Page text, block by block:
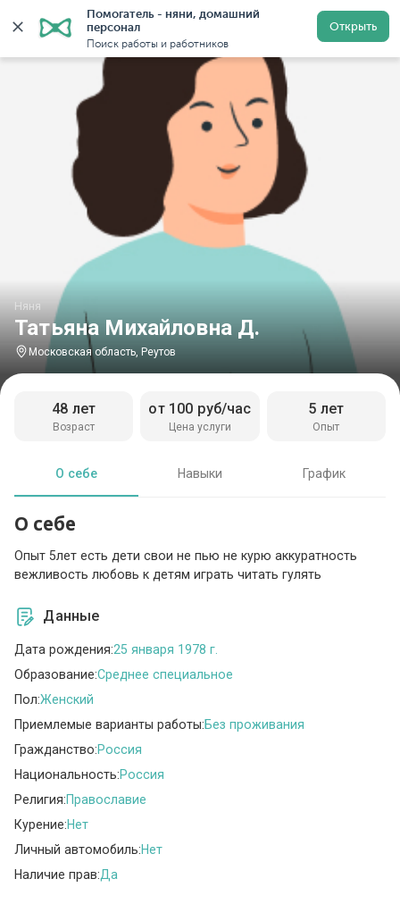
Помогатель - няни, домашний
персонал
Поиск работы и работников
Открыть
Главная Няни Няни в Московской области Няни
Татьяна Михайловна Д.
Няня
Московская область, Реутов
Возраст
48 лет
Цена услуги
от 100 руб/час
Опыт
5 лет
О себе Навыки График
О себе
Опыт 5лет есть дети свои не пью не курю аккуратность
вежливость любовь к детям играть читать гулять
Данные
Дата рождения:25 января 1978 г.
Образование:Среднее специальное
Пол:Женский
Приемлемые варианты работы:Без проживания
Гражданство:Россия
Национальность:Россия
Религия:Православие
Курение:Нет
Личный автомобиль:Нет
Наличие прав:Да